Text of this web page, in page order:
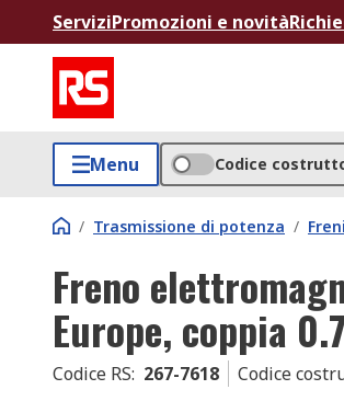
ServiziPromozioni e novità
Menu Codice
/ Trasmissione di potenza /
Freno
Europe, coppia
Codice RS: 267-7618 Codice